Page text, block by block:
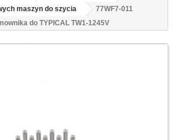
maszyn do szycia
77WF7-011
do TYPICAL TW1-1245V